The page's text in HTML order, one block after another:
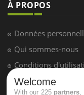
À PROPOS
Données
Qui sommes-nous
Conditions
Plan du site
Welcome
With our 225 partners